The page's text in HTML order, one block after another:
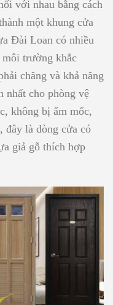
với nhau bằng cách
một khung cửa
Đài Loan có nhiều
trường khắc
chăng và khả năng
cho phòng vệ
không bị ẩm mốc,
đây là dòng cửa có
giả gỗ thích hợp